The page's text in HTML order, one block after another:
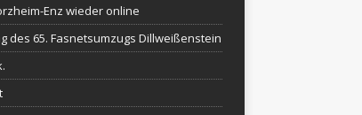
Enz wieder online
des 65. Fasnetsumzugs Dillweißenstein